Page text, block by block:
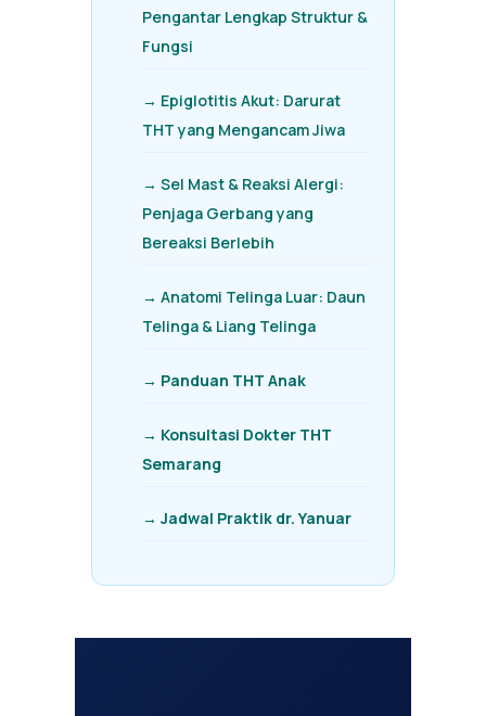
Pengantar Lengkap Struktur &
Fungsi
→ Epiglotitis Akut: Darurat
THT yang Mengancam Jiwa
→ Sel Mast & Reaksi Alergi:
Penjaga Gerbang yang
Bereaksi Berlebih
→ Anatomi Telinga Luar: Daun
Telinga & Liang Telinga
→ Panduan THT Anak
→ Konsultasi Dokter THT
Semarang
→ Jadwal Praktik dr. Yanuar